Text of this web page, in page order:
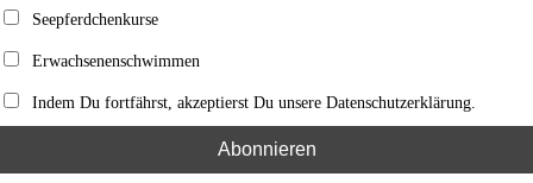
Seepferdchenkurse
Erwachsenenschwimmen
Indem Du fortfährst, akzeptierst Du unsere Datenschutzerklärung.